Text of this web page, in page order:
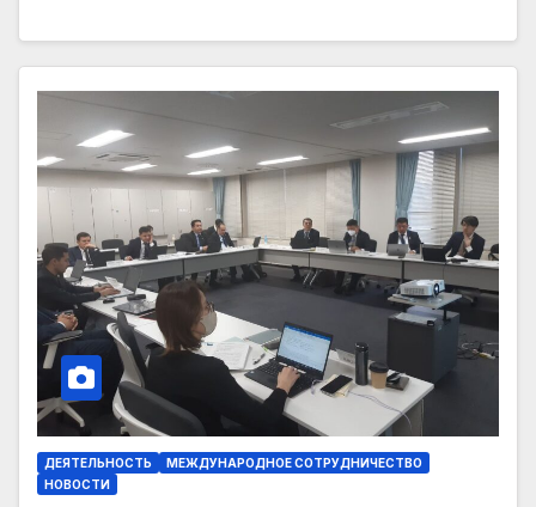
ДЕЯТЕЛЬНОСТЬ
МЕЖДУНАРОДНОЕ СОТРУДНИЧЕСТВО
НОВОСТИ